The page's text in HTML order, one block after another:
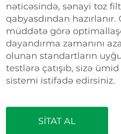
nəticəsində, sənayi toz
qabyasdından
müddətə görə
dayandırma zamanını
olunan standartların
testlərə çatışıb, sizə
sistemi istifadə edirsiniz.
SİTAT AL